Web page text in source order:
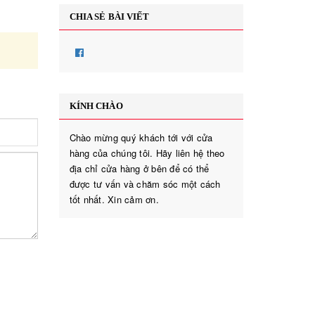
CHIA SẺ BÀI VIẾT
KÍNH CHÀO
Chào mừng quý khách tới với cửa
hàng của chúng tôi. Hãy liên hệ theo
địa chỉ cửa hàng ở bên để có thể
được tư vấn và chăm sóc một cách
tốt nhất. Xin cảm ơn.